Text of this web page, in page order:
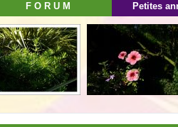
F O R U M Petites